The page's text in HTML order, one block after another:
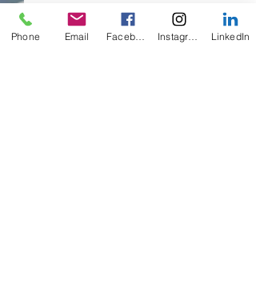
Phone Email LinkedIn